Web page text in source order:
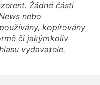
Žádné části
nebo
kopírovány
či jakýmkoliv
vydavatele.